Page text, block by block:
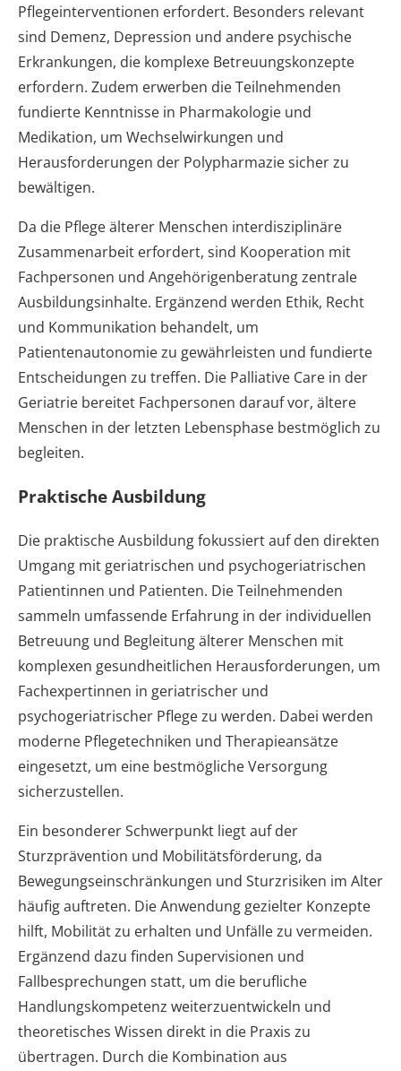
Pflegeinterventionen erfordert. Besonders relevant
sind Demenz, Depression und andere psychische
Erkrankungen, die komplexe Betreuungskonzepte
erfordern. Zudem erwerben die Teilnehmenden
fundierte Kenntnisse in Pharmakologie und
Medikation, um Wechselwirkungen und
Herausforderungen der Polypharmazie sicher zu
bewältigen.
Da die Pflege älterer Menschen interdisziplinäre
Zusammenarbeit erfordert, sind Kooperation mit
Fachpersonen und Angehörigenberatung zentrale
Ausbildungsinhalte. Ergänzend werden Ethik, Recht
und Kommunikation behandelt, um
Patientenautonomie zu gewährleisten und fundierte
Entscheidungen zu treffen. Die Palliative Care in der
Geriatrie bereitet Fachpersonen darauf vor, ältere
Menschen in der letzten Lebensphase bestmöglich zu
begleiten.
Praktische Ausbildung
Die praktische Ausbildung fokussiert auf den direkten
Umgang mit geriatrischen und psychogeriatrischen
Patientinnen und Patienten. Die Teilnehmenden
sammeln umfassende Erfahrung in der individuellen
Betreuung und Begleitung älterer Menschen mit
komplexen gesundheitlichen Herausforderungen, um
Fachexpertinnen in geriatrischer und
psychogeriatrischer Pflege zu werden. Dabei werden
moderne Pflegetechniken und Therapieansätze
eingesetzt, um eine bestmögliche Versorgung
sicherzustellen.
Ein besonderer Schwerpunkt liegt auf der
Sturzprävention und Mobilitätsförderung, da
Bewegungseinschränkungen und Sturzrisiken im Alter
häufig auftreten. Die Anwendung gezielter Konzepte
hilft, Mobilität zu erhalten und Unfälle zu vermeiden.
Ergänzend dazu finden Supervisionen und
Fallbesprechungen statt, um die berufliche
Handlungskompetenz weiterzuentwickeln und
theoretisches Wissen direkt in die Praxis zu
übertragen. Durch die Kombination aus